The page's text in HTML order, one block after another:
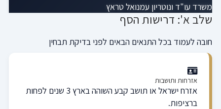
משרד עו"ד ונוטריון עמנואל טראץ
שלב א': דרישות הסף
חובה לעמוד בכל התנאים הבאים לפני בדיקת תבחין
אזרחות ותושבות
אזרח ישראל או תושב קבע השוהה בארץ 3 שנים לפחות
ברציפות.